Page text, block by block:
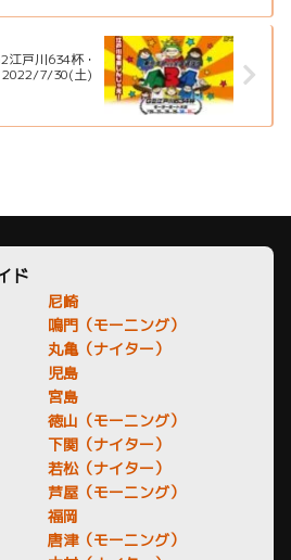
江戸川634杯・
2022/7/30(土)
ド
尼崎
鳴門（モーニング）
丸亀（ナイター）
児島
宮島
徳山（モーニング）
下関（ナイター）
若松（ナイター）
芦屋（モーニング）
福岡
唐津（モーニング）